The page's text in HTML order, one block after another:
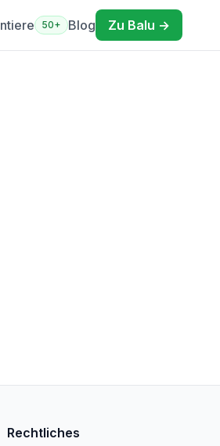
50+ Blog Zu Balu →
Rechtliches